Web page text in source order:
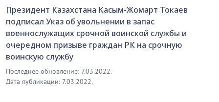
Президент Казахстана Касым-Жомарт Токаев
подписал Указ об увольнении в запас
военнослужащих срочной воинской службы и
очередном призыве граждан РК на срочную
воинскую службу
Последнее обновление: 7.03.2022.
Дата публикации: 7.03.2022.